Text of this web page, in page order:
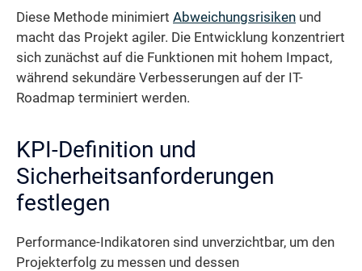
Diese Methode minimiert Abweichungsrisiken und
macht das Projekt agiler. Die Entwicklung konzentriert
sich zunächst auf die Funktionen mit hohem Impact,
während sekundäre Verbesserungen auf der IT-
Roadmap terminiert werden.
KPI-Definition und
Sicherheitsanforderungen
festlegen
Performance-Indikatoren sind unverzichtbar, um den
Projekterfolg zu messen und dessen